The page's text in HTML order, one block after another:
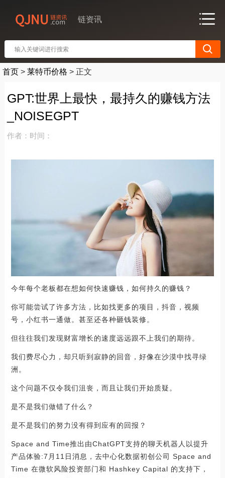
链资讯
首页 > 莱特币价格 > 正文
GPT:世界上最快，最持久的赚钱方法
_NOISEGPT
作者： 时间：
今年每个老板都在想如何快速赚钱，如何持久的赚钱？
你可能尝试了许多方法，比如找更多的项目，抖音，视频
号，小红书一通做。甚至还各种砸钱装修。
但往往我们发现财富增长的速度远远跟不上我们的期待。
我们费尽心力，却只听到寂静的回音，好像在沙漠中找寻绿
洲。
这个问题不仅令我们沮丧，而且让我们开始质疑。
是不是我们做错了什么？
是不是我们的努力没有得到应有的回报？
Space and Time推出由ChatGPT支持的聊天机器人以提升
产品体验:7月11日消息，去中心化数据初创公司 Space and
Time 在微软风险投资部门和 Hashkey Capital 的支持下，